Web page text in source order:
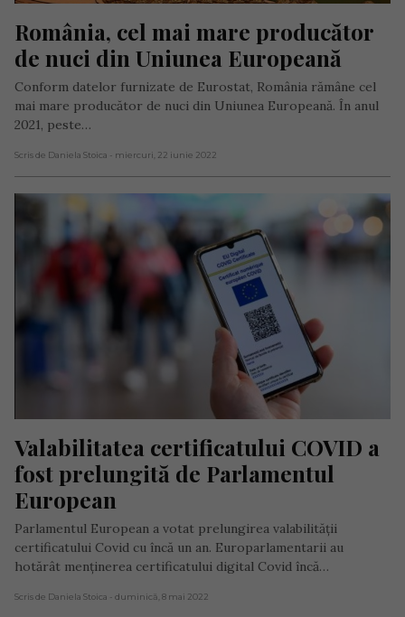
România, cel mai mare producător
de nuci din Uniunea Europeană
Conform datelor furnizate de Eurostat, România rămâne cel
mai mare producător de nuci din Uniunea Europeană. În anul
2021, peste…
Scris de Daniela Stoica - miercuri, 22 iunie 2022
Valabilitatea certificatului COVID a
fost prelungită de Parlamentul
European
Parlamentul European a votat prelungirea valabilității
certificatului Covid cu încă un an. Europarlamentarii au
hotărât menținerea certificatului digital Covid încă…
Scris de Daniela Stoica - duminică, 8 mai 2022